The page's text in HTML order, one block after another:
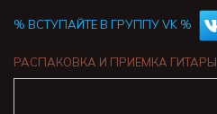
% ВСТУПАЙТЕ В ГРУППУ VK %
РАСПАКОВКА И ПРИЕМКА ГИТАРЫ